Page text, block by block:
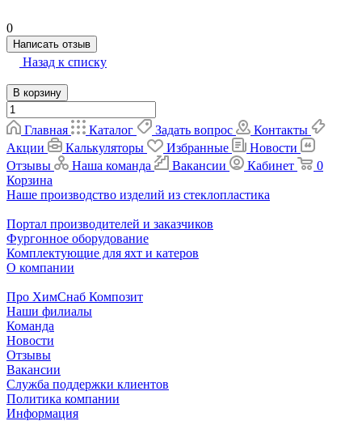
0
Написать отзыв
Назад к списку
В корзину
Главная Каталог Задать вопрос
Контакты
Акции
Калькуляторы Избранные
Новости
Отзывы
Наша команда Вакансии Кабинет
0
Корзина
Наше производство изделий из стеклопластика
Портал производителей и заказчиков
Фургонное оборудование
Комплектующие для яхт и катеров
О компании
Про ХимСнаб Композит
Наши филиалы
Команда
Новости
Отзывы
Вакансии
Служба поддержки клиентов
Политика компании
Информация